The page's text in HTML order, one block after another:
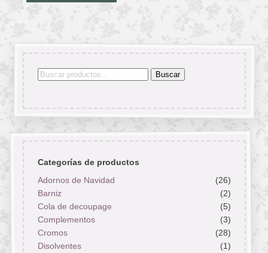
Buscar
Buscar
Categorías de productos
Adornos de Navidad
(26)
Barniz
(2)
Cola de decoupage
(5)
Complementos
(3)
Cromos
(28)
Disolventes
(1)